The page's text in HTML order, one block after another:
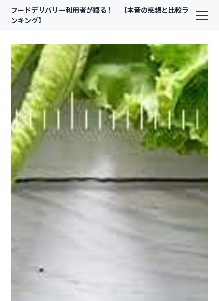
フードデリバリー利用者が語る！ 【本音の感想と比較ラ
ンキング】